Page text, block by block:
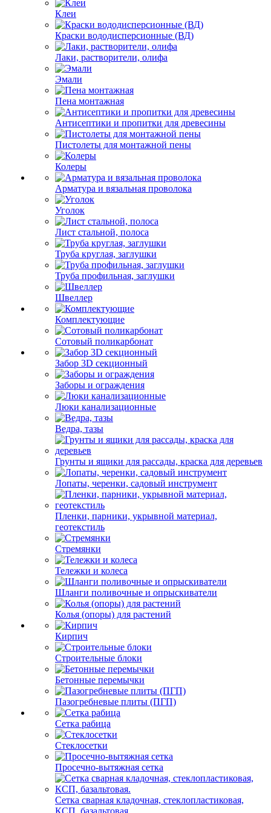
Клеи
Краски вододисперсионные (ВД)
Лаки, растворители, олифа
Эмали
Пена монтажная
Антисептики и пропитки для древесины
Пистолеты для монтажной пены
Колеры
Арматура и вязальная проволока
Уголок
Лист стальной, полоса
Труба круглая, заглушки
Труба профильная, заглушки
Швеллер
Комплектующие
Сотовый поликарбонат
Забор 3D секционный
Заборы и ограждения
Люки канализационные
Ведра, тазы
Грунты и ящики для рассады, краска для деревьев
Лопаты, черенки, садовый инструмент
Пленки, парники, укрывной материал,
геотекстиль
Стремянки
Тележки и колеса
Шланги поливочные и опрыскиватели
Колья (опоры) для растений
Кирпич
Строительные блоки
Бетонные перемычки
Пазогребневые плиты (ПГП)
Сетка рабица
Стеклосетки
Просечно-вытяжная сетка
Сетка сварная кладочная, стеклопластиковая,
КСП, базальтовая.